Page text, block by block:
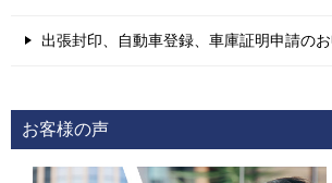
出張封印、自動車登録、車庫証明申請の
お客様の声